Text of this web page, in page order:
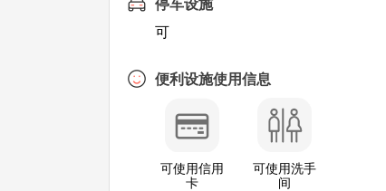
停车设施
可
便利设施使用信息
可使用信用
卡
可使用洗手
间